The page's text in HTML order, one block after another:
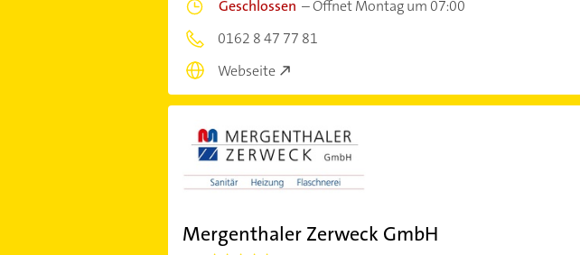
Geschlossen –Öffnet Montag um 07:00
0162 8 47 77 81
Webseite
Mergenthaler Zerweck GmbH